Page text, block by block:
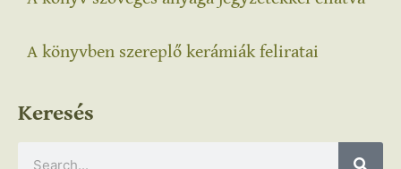
A könyvben szereplő kerámiák feliratai
Keresés